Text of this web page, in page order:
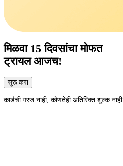
मिळवा 15 दिवसांचा मोफत
ट्रायल आजच!
सुरू करा
कार्डची गरज नाही, कोणतेही अतिरिक्त शुल्क नाही